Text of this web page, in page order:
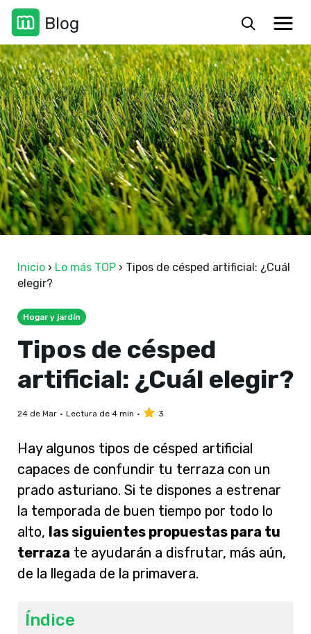
Inicio › Lo más TOP › Tipos de césped artificial: ¿Cuál
elegir?
Hogar y jardín
Tipos de césped
artificial: ¿Cuál elegir?
24 de Mar Lectura de 4 min 3
Hay algunos tipos de césped artificial
capaces de confundir tu terraza con un
prado asturiano. Si te dispones a estrenar
la temporada de buen tiempo por todo lo
alto, las siguientes propuestas para tu
terraza te ayudarán a disfrutar, más aún,
de la llegada de la primavera.
Índice